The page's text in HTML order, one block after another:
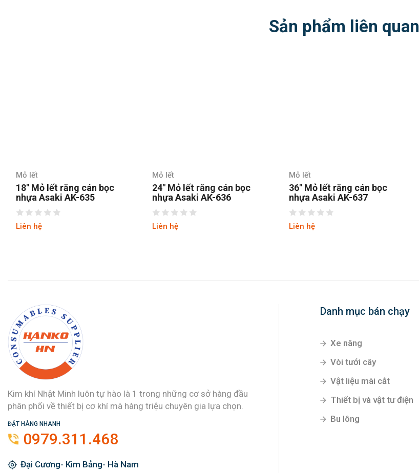
Sản phẩm liên quan
Mỏ lết
18″ Mỏ lết răng cán bọc
nhựa Asaki AK-635
Liên hệ
Mỏ lết
24″ Mỏ lết răng cán bọc
nhựa Asaki AK-636
Liên hệ
Mỏ lết
36″ Mỏ lết răng cán bọc
nhựa Asaki AK-637
Liên hệ
Kim khí Nhật Minh luôn tự hào là 1 trong những cơ sở hàng đầu
phân phối về thiết bị cơ khí mà hàng triệu chuyên gia lựa chọn.
ĐẶT HÀNG NHANH
0979.311.468
Đại Cương- Kim Bảng- Hà Nam
Danh mục bán chạy
Xe nâng
Vòi tưới cây
Vật liệu mài cắt
Thiết bị và vật tư điện
Bu lông